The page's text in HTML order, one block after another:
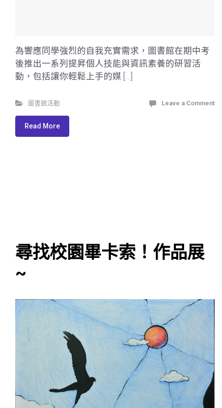
為響應同學強烈的自我充實需求，圖書館在期中考
後推出一系列提昇個人技能與資訊素養的研習活
動，包括讓你輕鬆上手的媒 […]
圖書館活動 Leave a Comment
Read More
尋找校園畢卡索！作品展
~